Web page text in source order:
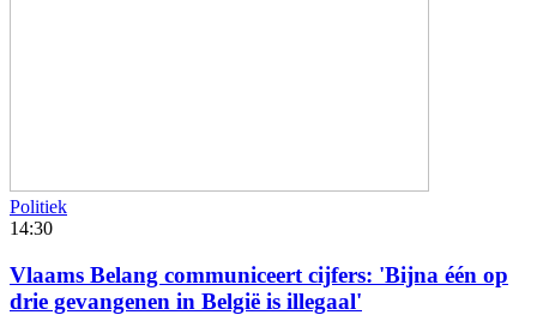
Politiek
14:30
Vlaams Belang communiceert cijfers: 'Bijna één op
drie gevangenen in België is illegaal'